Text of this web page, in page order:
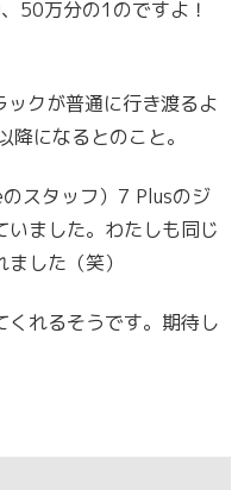
万分の1のですよ！
クが普通に行き渡るよ
になるとのこと。
スタッフ）7 Plusのジ
いました。わたしも同じ
した（笑）
れるそうです。期待し